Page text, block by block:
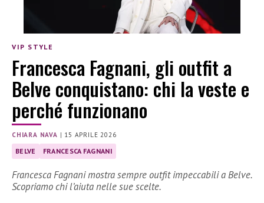
VIP STYLE
Francesca Fagnani, gli outfit a
Belve conquistano: chi la veste e
perché funzionano
CHIARA NAVA | 15 APRILE 2026
BELVE FRANCESCA FAGNANI
Francesca Fagnani mostra sempre outfit impeccabili a Belve.
Scopriamo chi l’aiuta nelle sue scelte.